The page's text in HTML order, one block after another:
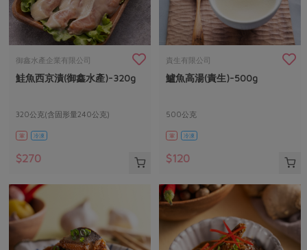
御鑫水產企業有限公司
鮭魚西京漬(御鑫水產)-320g
320公克(含固形量240公克)
葷 冷凍
$270
責生有限公司
鱸魚高湯(責生)-500g
500公克
葷 冷凍
$120